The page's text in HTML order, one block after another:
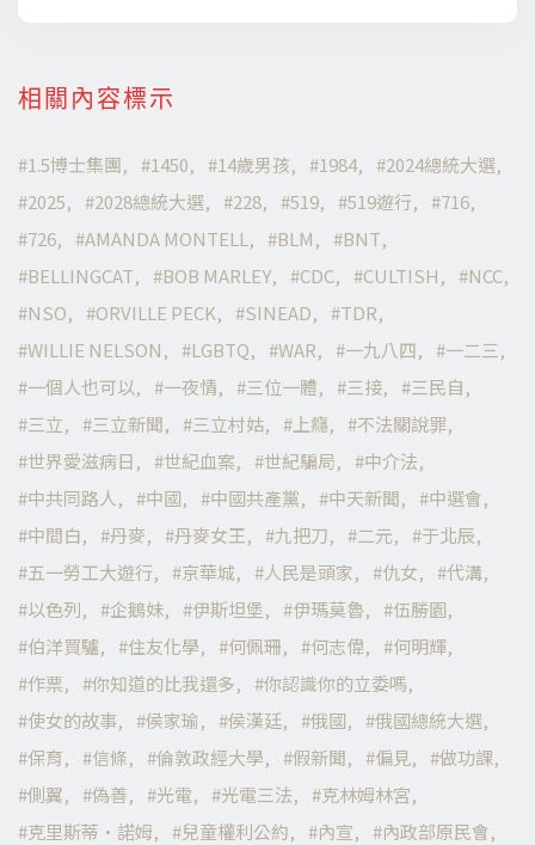
相關內容標示
1.5博士集團 1450 14歲男孩 1984
2024總統大選
2025
2028總統大選 228 519 519遊行
716
726
AMANDA MONTELL BLM
BNT
BELLINGCAT
BOB MARLEY CDC CULTISH
NCC
NSO
ORVILLE PECK SINEAD
TDR
WILLIE NELSON
LGBTQ WAR 一九八四
一二三
一個人也可以
一夜情 三位一體 三接
三民自
三立
三立新聞 三立村姑 上癮
不法關說罪
世界愛滋病日
世紀血案 世紀騙局
中介法
中共同路人
中國 中國共產黨 中天新聞
中選會
中間白
丹麥 丹麥女王 九把刀 二元
于北辰
五一勞工大遊行
京華城 人民是頭家 仇女
代溝
以色列
企鵝妹 伊斯坦堡 伊瑪莫魯
伍勝園
伯洋買驢
住友化學 何佩珊 何志偉
何明輝
作票
你知道的比我還多
你認識你的立委嗎
使女的故事
侯家瑜 侯漢廷 俄國
俄國總統大選
保育
信條 倫敦政經大學 假新聞 偏見
做功課
側翼
偽善 光電 光電三法
克林姆林宮
克里斯蒂·諾姆
兒童權利公約 內宣
內政部原民會